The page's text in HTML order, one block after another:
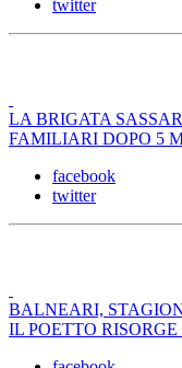
twitter
LA BRIGATA
FAMILIARI DOPO 5
facebook
twitter
BALNEARI,
IL POETTO